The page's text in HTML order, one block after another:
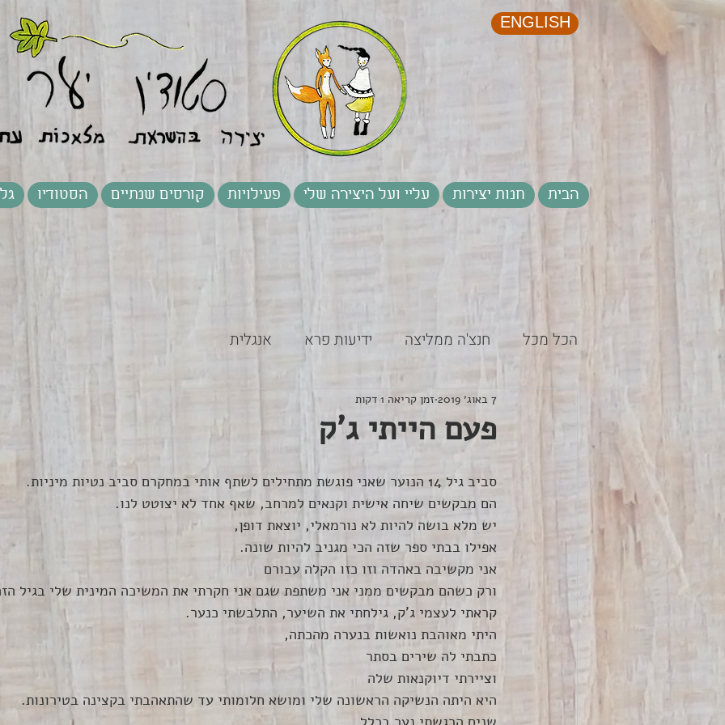
ENGLISH
הבית חנות יצירות עליי ועל היצירה שלי פעילויות קורסים שנתיים הסטודיו
הכל מכל חנצ'ה ממליצה ידיעות פרא אנגלית
פעם הייתי ג'ק
7 באוג׳ 2019 זמן קריאה 1 דקות
סביב גיל 14 הנוער שאני פוגשת מתחילים לשתף אותי במחקרם סביב נטיות מיניות.
הם מבקשים שיחה אישית וקנאים למרחב, שאף אחד לא יצוטט לנו.
יש מלא בושה להיות לא נורמאלי, יוצאת דופן,
אפילו בבתי ספר שזה הכי מגניב להיות שונה.
אני מקשיבה באהדה וזו כזו הקלה עבורם
ורק כשהם מבקשים ממני אני משתפת שגם אני חקרתי את המשיכה המינית שלי בגיל
קראתי לעצמי ג'ק, גילחתי את השיער, התלבשתי כנער.
היתי מאוהבת נואשות בנערה מהכתה,
כתבתי לה שירים בסתר
וציירתי דיוקנאות שלה
היא היתה הנשיקה הראשונה שלי ומושא חלומותי עד שהתאהבתי בקצינה בטירונות.